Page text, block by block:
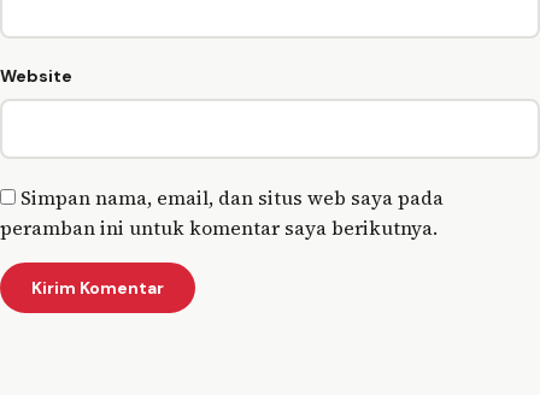
Website
Simpan nama, email, dan situs web saya pada
peramban ini untuk komentar saya berikutnya.